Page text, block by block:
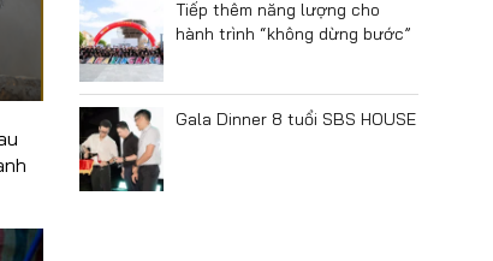
Tiếp thêm năng lượng cho
hành trình “không dừng bước”
Gala Dinner 8 tuổi SBS HOUSE